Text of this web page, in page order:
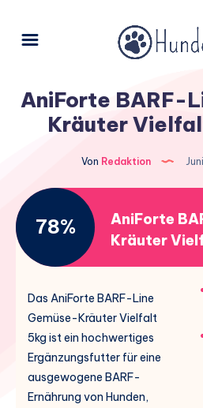
AniForte BARF-
Kräuter
Von Redaktion
78%
AniForte
Kräuter
Das AniForte BARF-Line
Gemüse-Kräuter Vielfalt
5kg ist ein hochwertiges
Ergänzungsfutter für eine
ausgewogene BARF-
Ernährung von Hunden,